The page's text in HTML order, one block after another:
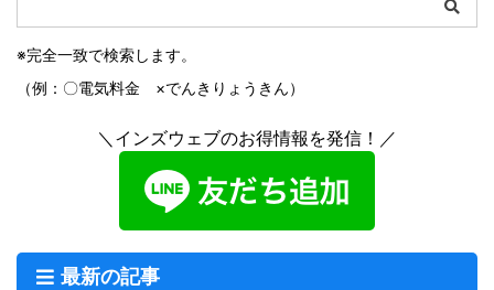
※完全一致で検索します。
（例：〇電気料金 ×でんきりょうきん）
＼インズウェブのお得情報を発信！／
最新の記事